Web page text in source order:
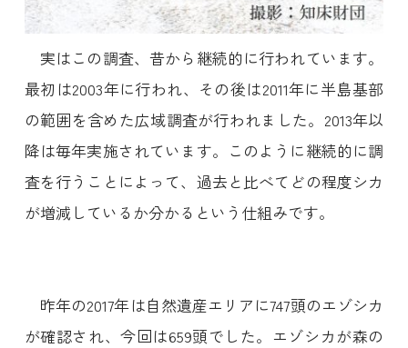
実はこの調査、昔から継続的に行われています。
最初は2003年に行われ、その後は2011年に半島基部
の範囲を含めた広域調査が行われました。2013年以
降は毎年実施されています。このように継続的に調
査を行うことによって、過去と比べてどの程度シカ
が増減しているか分かるという仕組みです。
昨年の2017年は自然遺産エリアに747頭のエゾシカ
が確認され、今回は659頭でした。エゾシカが森の